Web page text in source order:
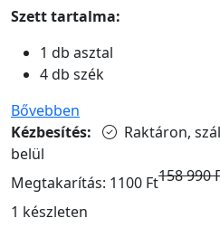
Szett tartalma:
1 db asztal
4 db szék
Bővebben
Kézbesítés:
Raktáron,
belül
Megtakarítás: 1100 Ft158 990
1 készleten